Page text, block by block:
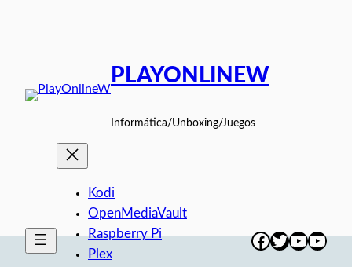
PLAYONLINEW
Informática/Unboxing/Juegos
Kodi
OpenMediaVault
Raspberry Pi
Plex
Facebook
Twitter